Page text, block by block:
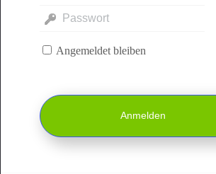
Angemeldet bleiben